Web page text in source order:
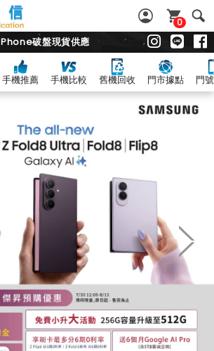
0
破盤現貨供應
手機推薦 手機比較 舊機回收 門市據點 門